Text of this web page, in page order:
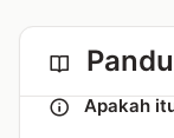
Apakah